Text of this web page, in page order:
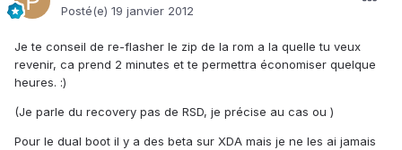
Posté(e) 19 janvier 2012
Je te conseil de re-flasher le zip de la rom a la quelle tu veux
revenir, ca prend 2 minutes et te permettra économiser quelque
heures. :)
(Je parle du recovery pas de RSD, je précise au cas ou )
Pour le dual boot il y a des beta sur XDA mais je ne les ai jamais